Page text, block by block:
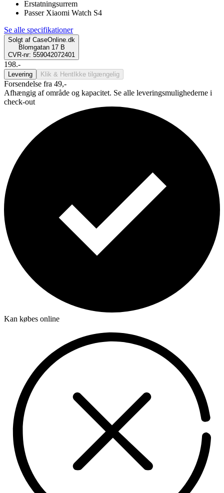
Erstatningsurrem
Passer Xiaomi Watch S4
Se alle specifikationer
Solgt af CaseOnline.dk
Blomgatan 17 B
CVR-nr: 559042072401
198.-
Levering Klik & Hent Ikke tilgængelig
Forsendelse fra 49,-
Afhængig af område og kapacitet. Se alle leveringsmulighederne i
check-out
Kan købes online